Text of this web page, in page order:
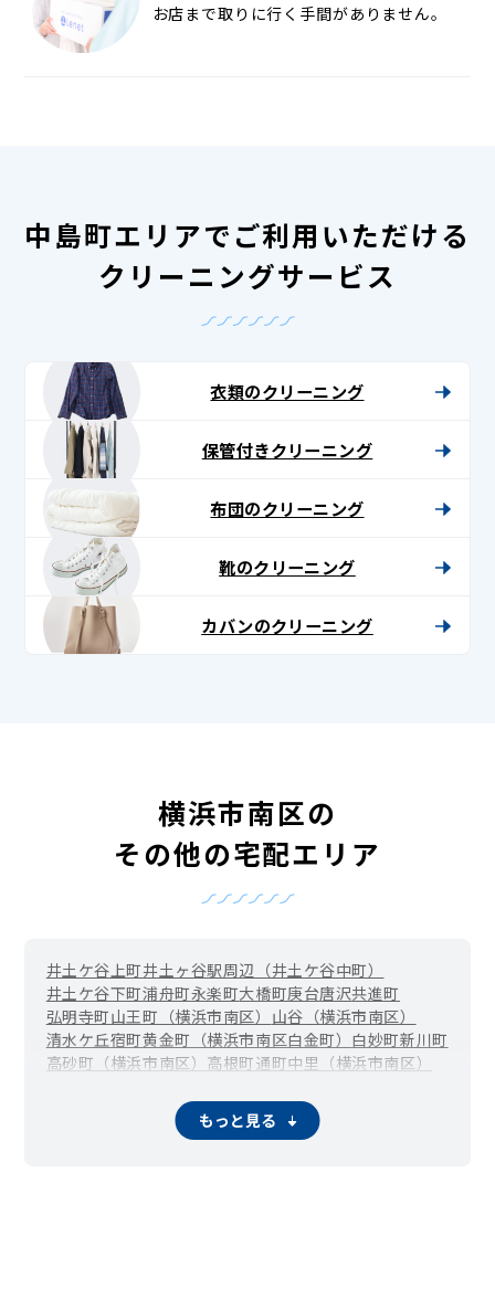
お店まで取りに行く手間がありません。
中島町エリアでご利用いただける
クリーニングサービス
衣類のクリーニング
保管付きクリーニング
布団のクリーニング
靴のクリーニング
カバンのクリーニング
横浜市南区の
その他の宅配エリア
井土ケ谷上町井土ヶ谷駅周辺（井土ケ谷中町）
井土ケ谷下町浦舟町永楽町大橋町庚台唐沢共進町
弘明寺町山王町（横浜市南区） 山谷（横浜市南区）
清水ケ丘宿町黄金町（横浜市南区白金町） 白妙町新川町
高砂町（横浜市南区） 高根町通町中里（横浜市南区）
西中町八幡町（横浜市南区）
伏見町二葉町平楽 別所
もっと見る